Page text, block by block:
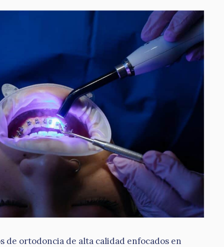
de ortodoncia de alta calidad enfocados en